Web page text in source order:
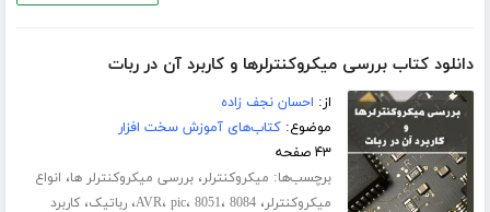
دانلود کتاب بررسی میکروکنترلرها و کاربرد آن در ربات
از: احسان نجف زاده
موضوع:کتاب‌های آموزش سخت افزار
۴۳ صفحه
برچسب‌ها: میکروکنترلر،بررسی میکروکنترلر ها، انواع
میکروکنترلر، AVR، pic، 8051، 8084 ،رباتیک،کاربرد